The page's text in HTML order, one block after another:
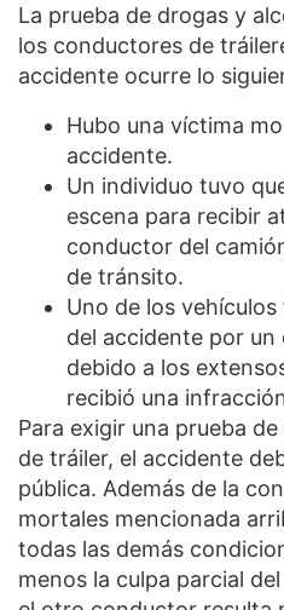
La prueba de drogas y
los conductores de
accidente ocurre lo
Hubo una víctima
accidente.
Un individuo tuvo
escena para recibir
conductor del
de tránsito.
Uno de los
del accidente por un
debido a los
recibió una
Para exigir una prueba
de tráiler, el accidente
pública. Además de la
mortales mencionada
todas las demás
menos la culpa parcial